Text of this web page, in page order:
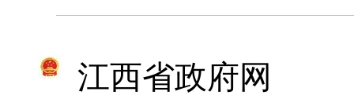
江西省政府网